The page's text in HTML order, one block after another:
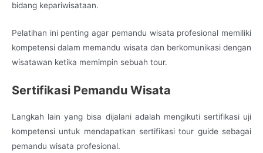
bidang kepariwisataan.
Pelatihan ini penting agar pemandu wisata profesional memiliki
kompetensi dalam memandu wisata dan berkomunikasi dengan
wisatawan ketika memimpin sebuah tour.
Sertifikasi Pemandu Wisata
Langkah lain yang bisa dijalani adalah mengikuti sertifikasi uji
kompetensi untuk mendapatkan sertifikasi tour guide sebagai
pemandu wisata profesional.